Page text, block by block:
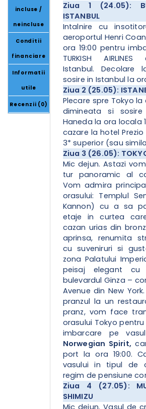
incluse /
neincluse
Conditii
financiare
Informatii
utile
Recenzii (0)
Ziua 1 (24.05):
ISTANBUL
Intalnire cu
aeroportul Henri
ora 19:00 pentru
TURKISH
Istanbul. Decolare
sosire in Istanbul la
Ziua 2 (25.05):
Plecare spre Tokyo
dimineata si
Haneda la ora locala
cazare la hotel
3* superior (sau
Ziua 3 (26.05):
Mic dejun. Astazi
tur panoramic al
Vom admira
orasului: Templul
Kannon) cu a sa
etaje in curtea
cazan urias din
aprinsa, renumita
cu suveniruri si
zona Palatului
peisaj elegant
bulevardul Ginza –
Avenue din New
pranzul la un
pranz, vom face
orasului Tokyo
imbarcare pe
Norwegian Spirit,
port la ora 19:00.
vasului in tipul de
regim de pensiune
Ziua 4 (27.05):
SHIMIZU